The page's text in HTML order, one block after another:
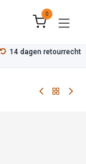
0
14 dagen retourrecht